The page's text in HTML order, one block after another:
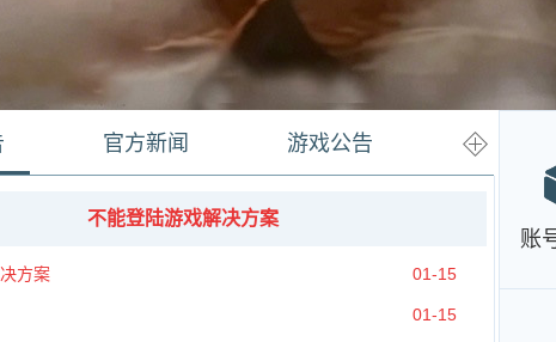
官方新闻 游戏公告
不能登陆游戏解决方案
01-15
方案
01-15
账